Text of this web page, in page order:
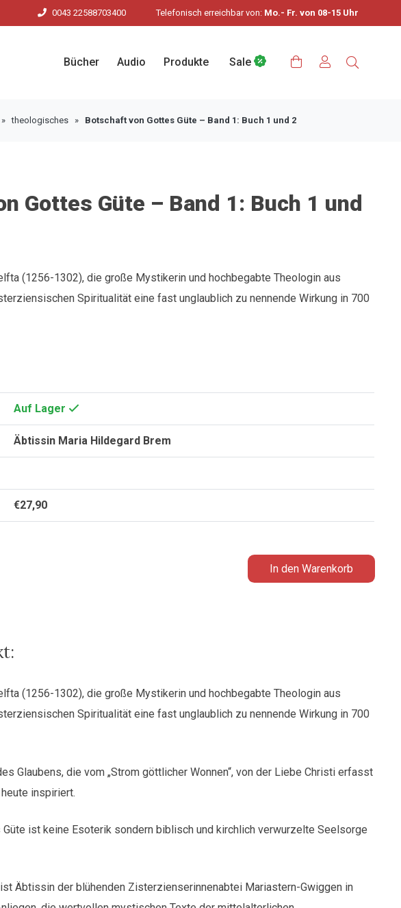
0043 22588703400 Telefonisch erreichbar von: Mo.- Fr. von 08-15 Uhr
Bücher Audio Produkte Sale
»theologisches » Botschaft von Gottes Güte – Band 1: Buch 1 und 2
Gottes Güte – Band 1: Buch 1 und
(1256-1302), die große Mystikerin und hochbegabte Theologin aus
Spiritualität eine fast unglaublich zu nennende Wirkung in 700
Auf Lager
Äbtissin Maria Hildegard Brem
€27,90
In den Warenkorb
(1256-1302), die große Mystikerin und hochbegabte Theologin aus
Spiritualität eine fast unglaublich zu nennende Wirkung in 700
Glaubens, die vom „Strom göttlicher Wonnen“, von der Liebe Christi erfasst
inspiriert.
ist keine Esoterik sondern biblisch und kirchlich verwurzelte Seelsorge
Äbtissin der blühenden Zisterzienserinnenabtei Mariastern-Gwiggen in